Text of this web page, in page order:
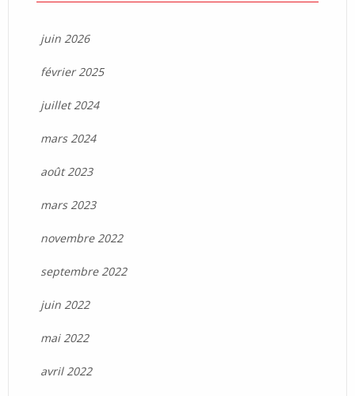
juin 2026
février 2025
juillet 2024
mars 2024
août 2023
mars 2023
novembre 2022
septembre 2022
juin 2022
mai 2022
avril 2022